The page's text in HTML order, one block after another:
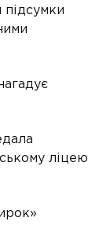
підсумки
ліцею